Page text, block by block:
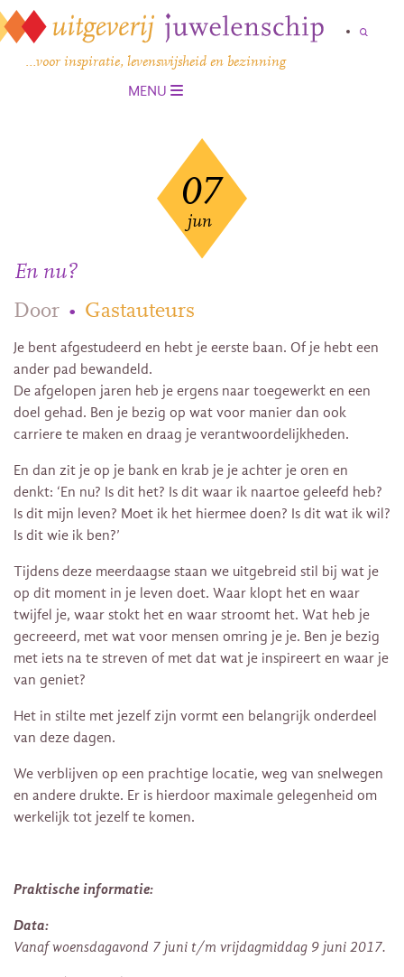
…voor inspiratie, levenswijsheid en bezinning
MENU
07
jun
En nu?
Door • Gastauteurs
Je bent afgestudeerd en hebt je eerste baan. Of je hebt een
ander pad bewandeld.
De afgelopen jaren heb je ergens naar toegewerkt en een
doel gehad. Ben je bezig op wat voor manier dan ook
carriere te maken en draag je verantwoordelijkheden.
En dan zit je op je bank en krab je je achter je oren en
denkt: ‘En nu? Is dit het? Is dit waar ik naartoe geleefd heb?
Is dit mijn leven? Moet ik het hiermee doen? Is dit wat ik wil?
Is dit wie ik ben?’
Tijdens deze meerdaagse staan we uitgebreid stil bij wat je
op dit moment in je leven doet. Waar klopt het en waar
twijfel je, waar stokt het en waar stroomt het. Wat heb je
gecreeerd, met wat voor mensen omring je je. Ben je bezig
met iets na te streven of met dat wat je inspireert en waar je
van geniet?
Het in stilte met jezelf zijn vormt een belangrijk onderdeel
van deze dagen.
We verblijven op een prachtige locatie, weg van snelwegen
en andere drukte. Er is hierdoor maximale gelegenheid om
werkelijk tot jezelf te komen.
Praktische informatie:
Data:
Vanaf woensdagavond 7 juni t/m vrijdagmiddag 9 juni 2017.